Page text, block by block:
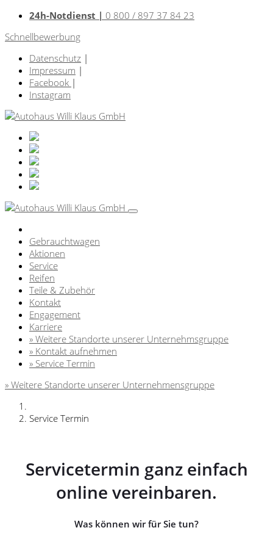
24h-Notdienst | 0 800 / 897 37 84 23
Schnellbewerbung
Datenschutz |
Impressum |
Facebook |
Instagram
Gebrauchtwagen
Aktionen
Service
Reifen
Teile & Zubehör
Kontakt
Engagement
Karriere
» Weitere Standorte unserer Unternehmsgruppe
» Kontakt aufnehmen
» Service Termin
» Weitere Standorte unserer Unternehmensgruppe
Service Termin
Servicetermin ganz einfach
online vereinbaren.
Was können wir für Sie tun?